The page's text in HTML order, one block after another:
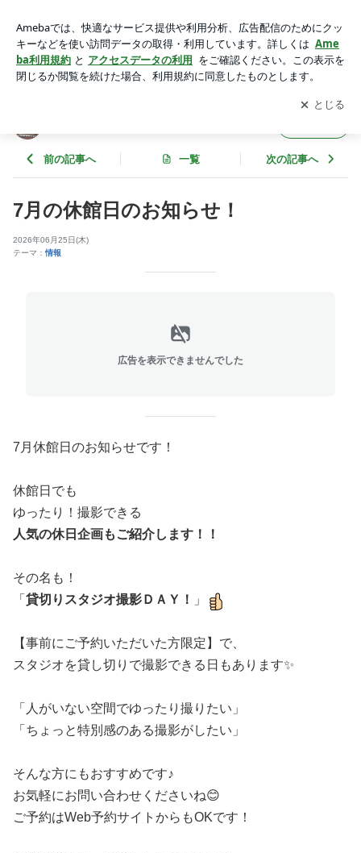
メラ寫眞館アプリをダウンロードして ブログの更新通知
を受け取りまし
ょう。
開く
前の記事へ 一覧 次の記事へ
7月の休館日のお知らせ！
2026年06月25日(木)
テーマ： 情報
広告を表示できませんでした
7月休館日のお知らせです！
休館日でも
ゆったり！撮影できる
人気の休日企画もご紹介します！！
その名も！
「 貸切りスタジオ撮影ＤＡＹ！ 」
【事前にご予約いただいた方限定】で、
スタジオを貸し切りで撮影できる日もあります✨
「人がいない空間でゆったり撮りたい」
「ちょっと特別感のある撮影がしたい」
そんな方にもおすすめです♪
お気軽にお問い合わせくださいね😊
ご予約はWeb予約サイトからもOKです！